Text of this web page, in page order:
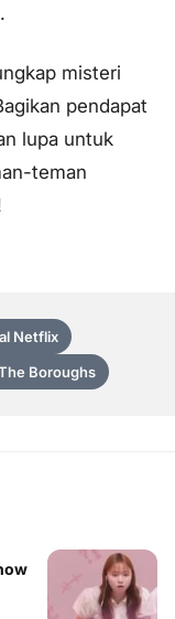
misteri
pendapat
lupa untuk
teman
Netflix
Boroughs